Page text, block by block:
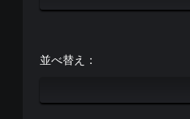
並べ替え：